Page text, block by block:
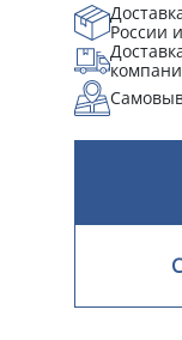
России